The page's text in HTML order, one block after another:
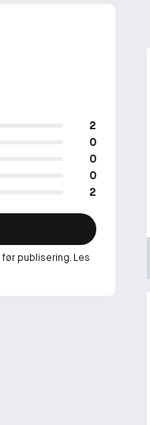
2
0
0
0
2
publisering. Les